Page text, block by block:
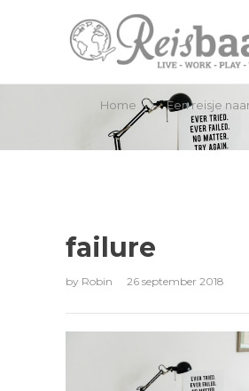
Home
Een reisje
failure
by Robin 26 september 2018